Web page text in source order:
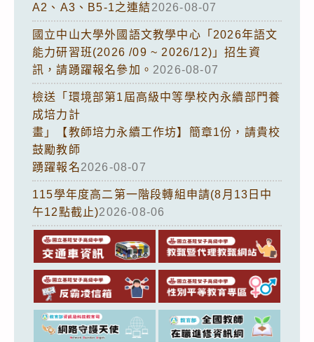
A2、A3、B5-1之連結2026-08-07
國立中山大學外國語文教學中心「2026年語文
能力研習班(2026 /09 ~ 2026/12)」招生資
訊，請踴躍報名參加。 2026-08-07
檢送「環境部第1屆高級中等學校內永續部門養
成培力計
畫」【教師培力永續工作坊】簡章1份，請貴校
鼓勵教師
踴躍報名2026-08-07
115學年度高二第一階段轉組申請(8月13日中
午12點截止)2026-08-06